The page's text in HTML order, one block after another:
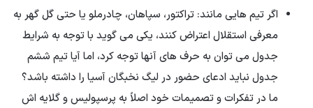
اگر تیم هایی مانند: تراکتور، سپاهان، چادرملو یا حتی گل گهر به
معرفی استقلال اعتراض کنند، یکی می گوید با توجه به شرایط
جدول می توان به حرف های آنها توجه کرد، اما آیا تیم ششم
جدول نباید ادعای حضور در لیگ نخبگان آسیا را داشته باشد؟
ما در تفکرات و تصمیمات خود اصلاً به پرسپولیس و گلایه اش